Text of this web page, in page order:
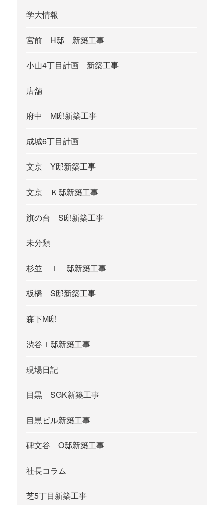
学大情報
宮前 H邸 新築工事
小山4丁目計画 新築工事
店舗
府中 M邸新築工事
成城6丁目計画
文京 Y邸新築工事
文京 Ｋ邸新築工事
旗の台 S邸新築工事
未分類
杉並 Ｉ 邸新築工事
板橋 S邸新築工事
森下M邸
渋谷Ｉ邸新築工事
現場日記
目黒 SGK新築工事
目黒ビル新築工事
碑文谷 O邸新築工事
社長コラム
芝5丁目新築工事